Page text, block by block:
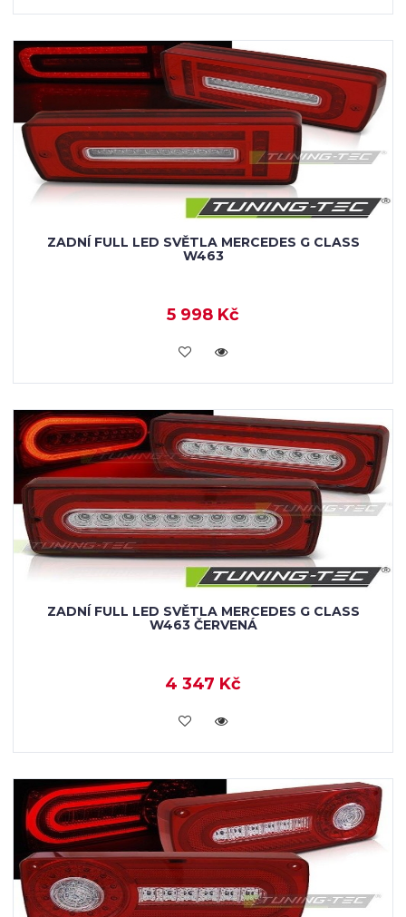
ZADNÍ FULL LED SVĚTLA MERCEDES G CLASS
W463
5 998 Kč
KOUPIT
ZADNÍ FULL LED SVĚTLA MERCEDES G CLASS
W463 ČERVENÁ
4 347 Kč
KOUPIT